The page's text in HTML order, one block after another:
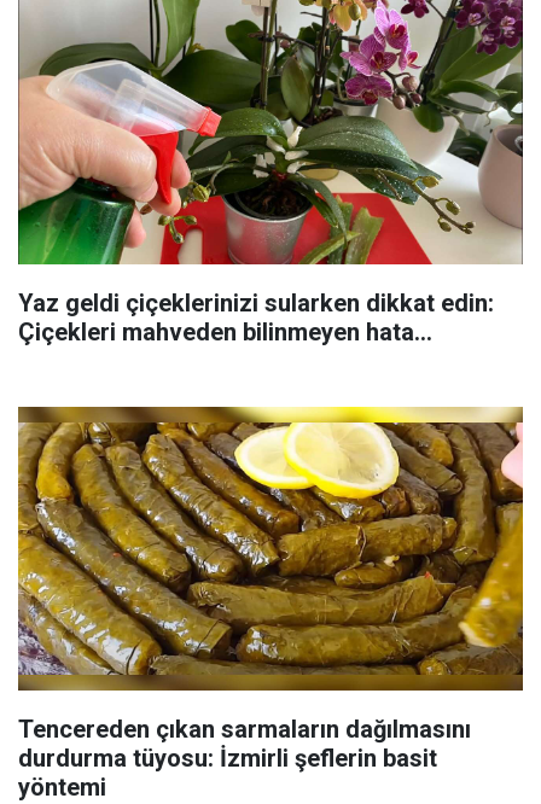
Yaz geldi çiçeklerinizi sularken dikkat edin:
Çiçekleri mahveden bilinmeyen hata...
Tencereden çıkan sarmaların dağılmasını
durdurma tüyosu: İzmirli şeflerin basit
yöntemi